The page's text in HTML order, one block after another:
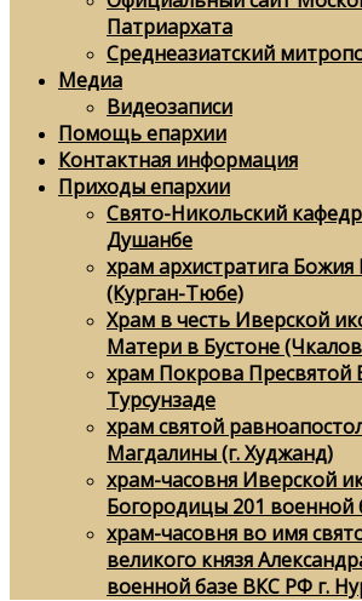
Патриархата
Среднеазиатский
Медиа
Видеозаписи
Помощь епархии
Контактная информация
Приходы епархии
Свято-Никольский
Душанбе
храм архистратига Божия
(Курган-Тюбе)
Храм в честь Иверской
Матери в Бустоне
храм Покрова Пресвятой
Турсунзаде
храм святой
Магдалины (г. Худжанд)
храм-часовня Иверской
Богородицы 201 военной
храм-часовня во имя
великого князя
военной базе ВКС РФ г.